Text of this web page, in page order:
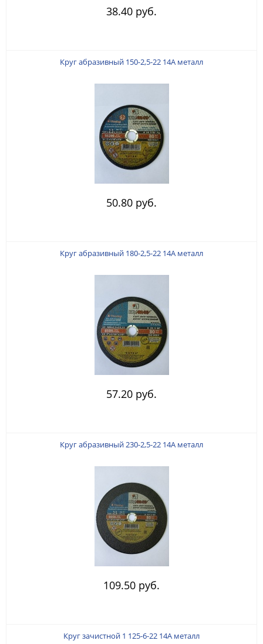
38.40 руб.
Круг абразивный 150-2,5-22 14А металл
50.80 руб.
Круг абразивный 180-2,5-22 14А металл
57.20 руб.
Круг абразивный 230-2,5-22 14А металл
109.50 руб.
Круг зачистной 1 125-6-22 14А металл